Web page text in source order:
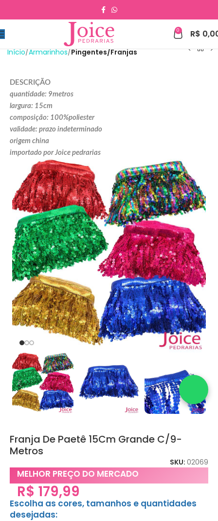
0 R$
Início Armarinhos Pingentes/Franjas
DESCRIÇÃO
quantidade: 9metros
largura: 15cm
composição: 100%poliester
validade: prazo indeterminado
origem china
importado por Joice pedrarias
Franja De Paetê 15Cm Grande C/9-
Metros
SKU: 02069
MELHOR PREÇO DO MERCADO
R$ 179,99
Escolha as cores, tamanhos e quantidades
desejadas: